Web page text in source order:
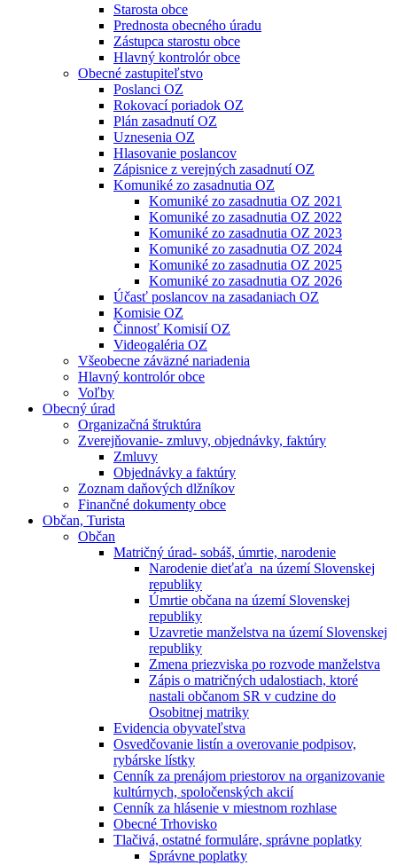
Starosta obce
Prednosta obecného úradu
Zástupca starostu obce
Hlavný kontrolór obce
Obecné zastupiteľstvo
Poslanci OZ
Rokovací poriadok OZ
Plán zasadnutí OZ
Uznesenia OZ
Hlasovanie poslancov
Zápisnice z verejných zasadnutí OZ
Komuniké zo zasadnutia OZ
Komuniké zo zasadnutia OZ 2021
Komuniké zo zasadnutia OZ 2022
Komuniké zo zasadnutia OZ 2023
Komuniké zo zasadnutia OZ 2024
Komuniké zo zasadnutia OZ 2025
Komuniké zo zasadnutia OZ 2026
Účasť poslancov na zasadaniach OZ
Komisie OZ
Činnosť Komisií OZ
Videogaléria OZ
Všeobecne záväzné nariadenia
Hlavný kontrolór obce
Voľby
Obecný úrad
Organizačná štruktúra
Zverejňovanie- zmluvy, objednávky, faktúry
Zmluvy
Objednávky a faktúry
Zoznam daňových dlžníkov
Finančné dokumenty obce
Občan, Turista
Občan
Matričný úrad- sobáš, úmrtie, narodenie
Narodenie dieťaťa na území Slovenskej
republiky
Úmrtie občana na území Slovenskej
republiky
Uzavretie manželstva na území Slovenskej
republiky
Zmena priezviska po rozvode manželstva
Zápis o matričných udalostiach, ktoré
nastali občanom SR v cudzine do
Osobitnej matriky
Evidencia obyvateľstva
Osvedčovanie listín a overovanie podpisov,
rybárske lístky
Cenník za prenájom priestorov na organizovanie
kultúrnych, spoločenských akcií
Cenník za hlásenie v miestnom rozhlase
Obecné Trhovisko
Tlačivá, ostatné formuláre, správne poplatky
Správne poplatky